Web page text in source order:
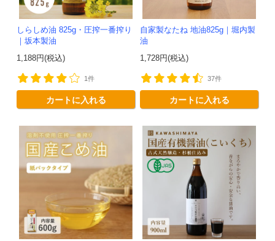
しらしめ油 825g・圧搾一番搾り
｜坂本製油
1,188円(税込)
1件
カートに入れる
自家製なたね 地油825g｜堀内製
油
1,728円(税込)
37件
カートに入れる